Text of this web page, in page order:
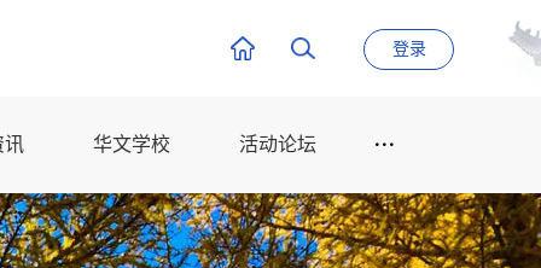
登录
讯 华文学校 活动论坛